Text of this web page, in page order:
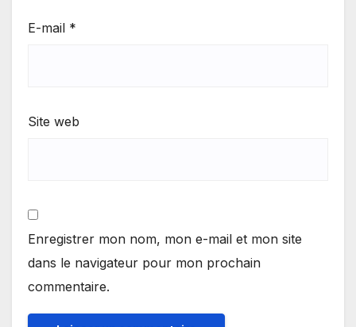
E-mail *
Site web
Enregistrer mon nom, mon e-mail et mon site
dans le navigateur pour mon prochain
commentaire.